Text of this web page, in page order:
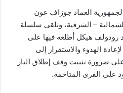
العماد جوزاف عون
– الشرقية، وتلقى سلسلة
رودولف هيكل أطلعه فيها على
الهدوء والاستقرار إلى
ضرورة تثبيت وقف إطلاق النار
على القرى المتاخمة.